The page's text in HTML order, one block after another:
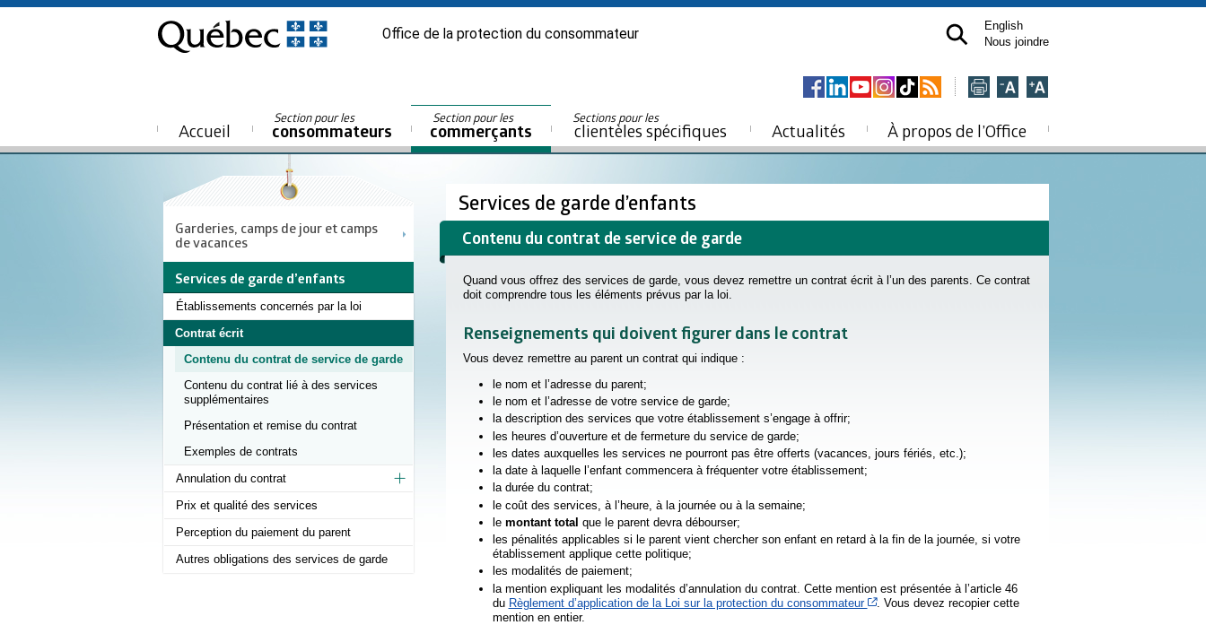
Office de la protection du consommateur
English
Nous joindre
Accueil
Section pour les
consommateurs
Section pour les
commerçants
Sections pour les
clientèles spécifiques Actualités À propos de l’Office
Garderies, camps de jour et camps
de vacances
Services de garde d’enfants
Établissements concernés par la loi
Contrat écrit
Contenu du contrat de service de garde
Contenu du contrat lié à des services
supplémentaires
Présentation et remise du contrat
Exemples de contrats
Annulation du contrat
Prix et qualité des services
Perception du paiement du parent
Autres obligations des services de garde
Services de garde d’enfants
Contenu du contrat de service de garde
Quand vous offrez des services de garde, vous devez remettre un contrat écrit à l’un des parents. Ce contrat
doit comprendre tous les éléments prévus par la loi.
Renseignements qui doivent figurer dans le contrat
Vous devez remettre au parent un contrat qui indique :
le nom et l’adresse du parent;
le nom et l’adresse de votre service de garde;
la description des services que votre établissement s’engage à offrir;
les heures d’ouverture et de fermeture du service de garde;
les dates auxquelles les services ne pourront pas être offerts (vacances, jours fériés, etc.);
la date à laquelle l’enfant commencera à fréquenter votre établissement;
la durée du contrat;
le coût des services, à l’heure, à la journée ou à la semaine;
le montant total que le parent devra débourser;
les pénalités applicables si le parent vient chercher son enfant en retard à la fin de la journée, si votre
établissement applique cette politique;
les modalités de paiement;
la mention expliquant les modalités d’annulation du contrat. Cette mention est présentée à l’article 46
du Règlement d’application de la Loi sur la protection du consommateur Cet hyperlien s’ouvrira dans une nouvelle fenêtre
. Vous devez recopier cette
mention en entier.